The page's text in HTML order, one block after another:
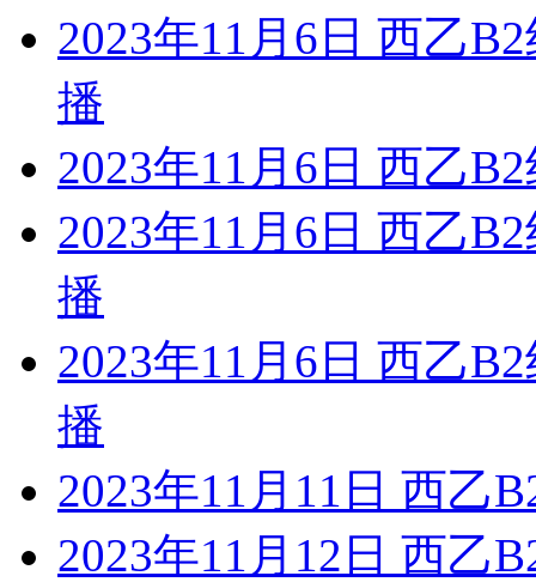
2023年11月6日 西乙
播
2023年11月6日 西乙
2023年11月6日 西乙
播
2023年11月6日 西乙
播
2023年11月11日 西乙
2023年11月12日 西乙